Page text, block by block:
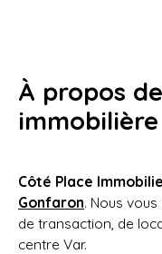
À propos
Côté Place
Gonfaron. Nous
de transaction, de
centre Var.